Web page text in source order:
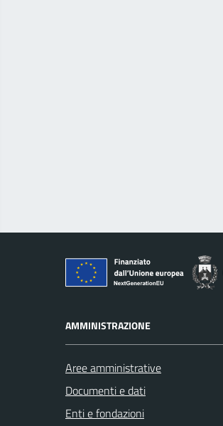
AMMINISTRAZIONE
Aree amministrative
Documenti e dati
Enti e fondazioni